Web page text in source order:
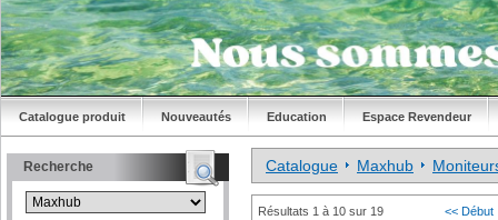
Catalogue produit Nouveautés Education Espace Revendeur
Recherche Catalogue Maxhub
Résultats 1 à 10 sur 19 << Début